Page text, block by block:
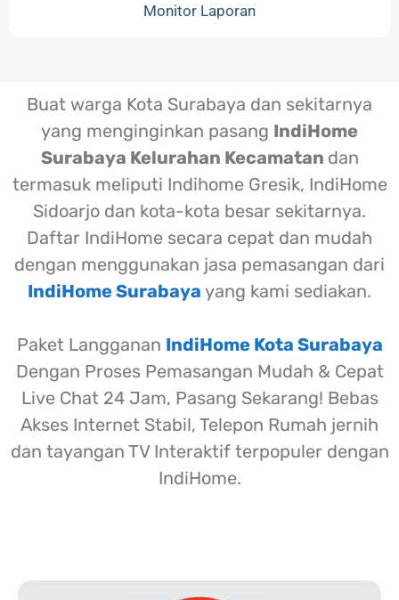
Monitor Laporan
Buat warga Kota Surabaya dan sekitarnya
yang menginginkan pasang IndiHome
Surabaya Kelurahan Kecamatan dan
termasuk meliputi Indihome Gresik, IndiHome
Sidoarjo dan kota-kota besar sekitarnya.
Daftar IndiHome secara cepat dan mudah
dengan menggunakan jasa pemasangan dari
IndiHome Surabaya yang kami sediakan.
Paket Langganan IndiHome Kota Surabaya
Dengan Proses Pemasangan Mudah & Cepat
Live Chat 24 Jam, Pasang Sekarang! Bebas
Akses Internet Stabil, Telepon Rumah jernih
dan tayangan TV Interaktif terpopuler dengan
IndiHome.